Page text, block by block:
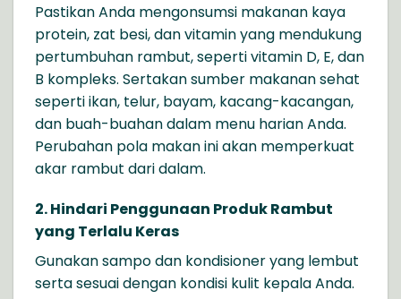
Pastikan Anda mengonsumsi makanan kaya
protein, zat besi, dan vitamin yang mendukung
pertumbuhan rambut, seperti vitamin D, E, dan
B kompleks. Sertakan sumber makanan sehat
seperti ikan, telur, bayam, kacang-kacangan,
dan buah-buahan dalam menu harian Anda.
Perubahan pola makan ini akan memperkuat
akar rambut dari dalam.
2. Hindari Penggunaan Produk Rambut
yang Terlalu Keras
Gunakan sampo dan kondisioner yang lembut
serta sesuai dengan kondisi kulit kepala Anda.